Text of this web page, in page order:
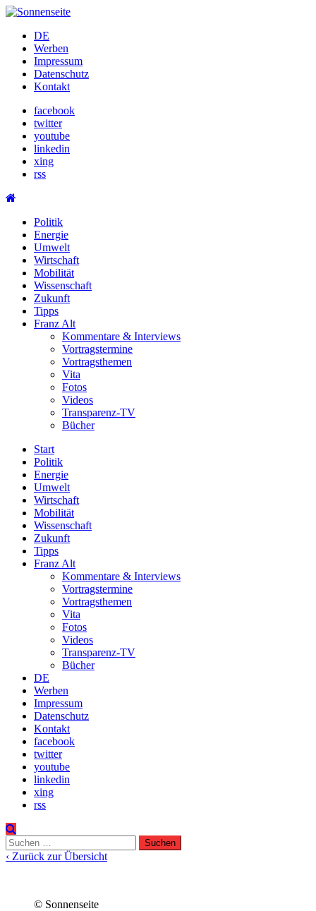
Skip
contentDE
Werben
Impressum
Datenschutz
Kontakt
facebook
twitter
youtube
linkedin
xing
rss
Politik
Energie
Umwelt
Wirtschaft
Mobilität
Wissenschaft
Zukunft
Tipps
Franz Alt
Kommentare & Interviews
Vortragstermine
Vortragsthemen
Vita
Fotos
Videos
Transparenz-TV
Bücher
Start
Politik
Energie
Umwelt
Wirtschaft
Mobilität
Wissenschaft
Zukunft
Tipps
Franz Alt
Kommentare & Interviews
Vortragstermine
Vortragsthemen
Vita
Fotos
Videos
Transparenz-TV
Bücher
DE
Werben
Impressum
Datenschutz
Kontakt
facebook
twitter
youtube
linkedin
xing
rss
Suchen
nach:
‹ Zurück zur Übersicht
© Sonnenseite